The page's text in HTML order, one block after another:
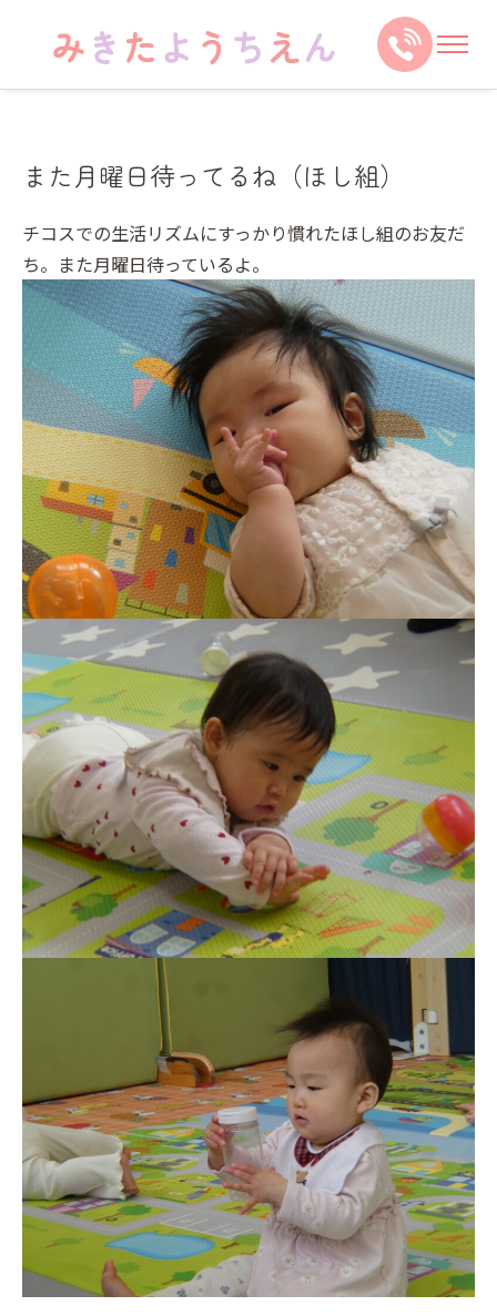
また月曜日待ってるね（ほし組）
チコスでの生活リズムにすっかり慣れたほし組のお友だ
ち。また月曜日待っているよ。